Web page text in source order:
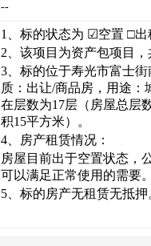
--
1、 标的状态为 ☑空置 □出
2、 该项目为资产包项目，
3、标的位于寿光市富士街
质：出让/商品房， 用途
在层数为17层 （ 房屋总层
积15平方米）。
4、房产租赁情况：
房屋目前出于空置状态，
可以满足正常使用的需要
5、标的房产无租赁无抵押